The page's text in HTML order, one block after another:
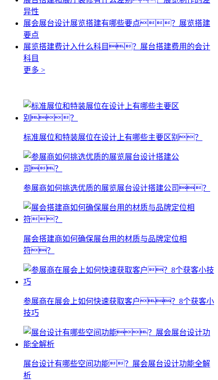
异性
展会展台设计展览搭建有哪些要点？展览搭建
要点
展览搭建费计入什么科目？展台搭建费用的会计
科目
更多 >
标准展位和特装展位在设计上有哪些主要区别？
参展商如何挑选优质的展览展台设计搭建公司？
展会搭建商如何确保展台用的材质与品牌定位相
符？
参展商在展会上如何快速获取客户？8个获客小
技巧
展台设计有哪些空间功能？展会展台设计功能全解
析